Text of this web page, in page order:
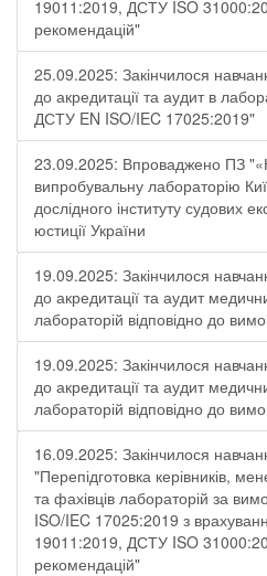
19011:2019, ДСТУ ISO
рекомендацій"
25.09.2025: Закінчилося
до акредитації та аудит в
ДСТУ EN ISO/IEC 17025:2019"
23.09.2025: Впроваджено ПЗ
випробувальну лабораторію
дослідного інституту судових
юстиції України
19.09.2025: Закінчилося
до акредитації та аудит
лабораторій відповідно до
19.09.2025: Закінчилося
до акредитації та аудит
лабораторій відповідно до
16.09.2025: Закінчилося
"Перепідготовка керівників,
та фахівців лабораторій за
ISO/IEC 17025:2019 з
19011:2019, ДСТУ ISO
рекомендацій"